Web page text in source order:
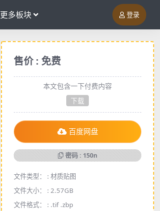
更多板块 登录
售价 : 免费
本文包含一下付费内容
下载
百度网盘
密码 : 150n
文件类型： : 材质贴图
文件大小： : 2.57GB
文件格式： : .tif .zbp